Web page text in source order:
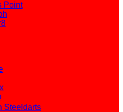
Point
Steeldarts